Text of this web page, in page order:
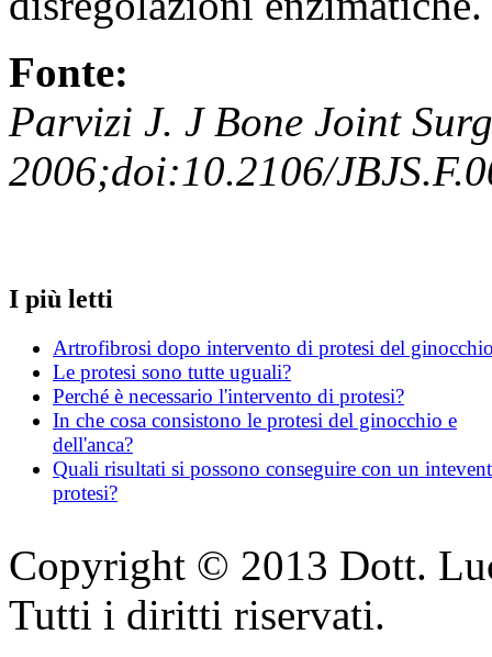
Fonte:
Parvizi J. J Bone Joint
2006;doi:10.2106/
I più letti
Artrofibrosi dopo intervento di protesi del
Le protesi sono tutte uguali?
Perché è necessario l'intervento di protesi?
In che cosa consistono le protesi del ginocchio e
dell'anca?
Quali risultati si possono conseguire con un
protesi?
Copyright © 2013 Dott.
Tutti i diritti riservati.